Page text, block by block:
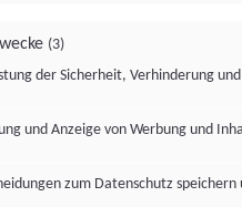
(3)
der Sicherheit, Verhinderung
und Anzeige von Werbung und
zum Datenschutz